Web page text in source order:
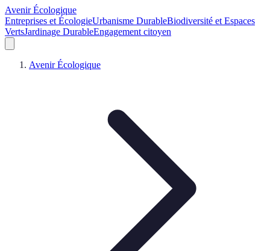
Avenir Écologique
Entreprises et ÉcologieUrbanisme DurableBiodiversité et Espaces
VertsJardinage DurableEngagement citoyen
Avenir Écologique